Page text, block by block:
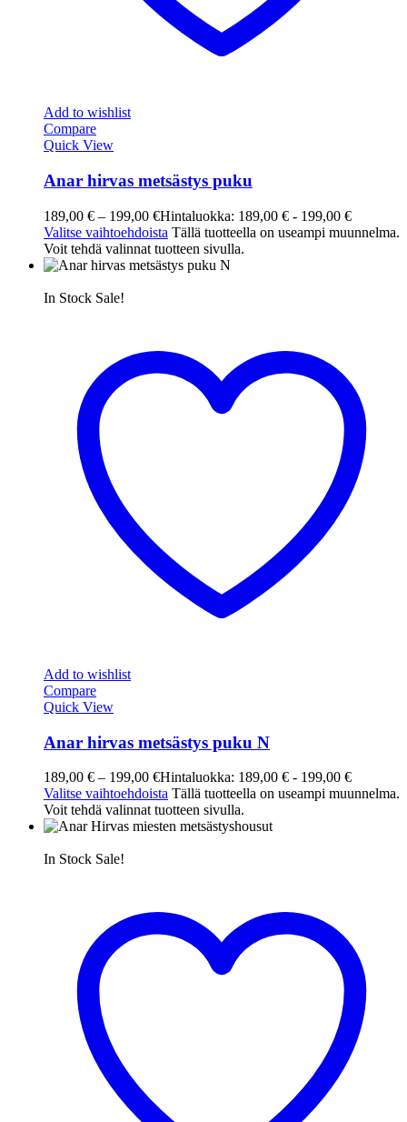
Add to wishlist
Compare
Quick View
Anar hirvas metsästys puku
189,00 € – 199,00 €Hintaluokka: 189,00 € - 199,00 €
Valitse vaihtoehdoista Tällä tuotteella on useampi muunnelma.
Voit tehdä valinnat tuotteen sivulla.
In Stock Sale!
Add to wishlist
Compare
Quick View
Anar hirvas metsästys puku N
189,00 € – 199,00 €Hintaluokka: 189,00 € - 199,00 €
Valitse vaihtoehdoista Tällä tuotteella on useampi muunnelma.
Voit tehdä valinnat tuotteen sivulla.
In Stock Sale!